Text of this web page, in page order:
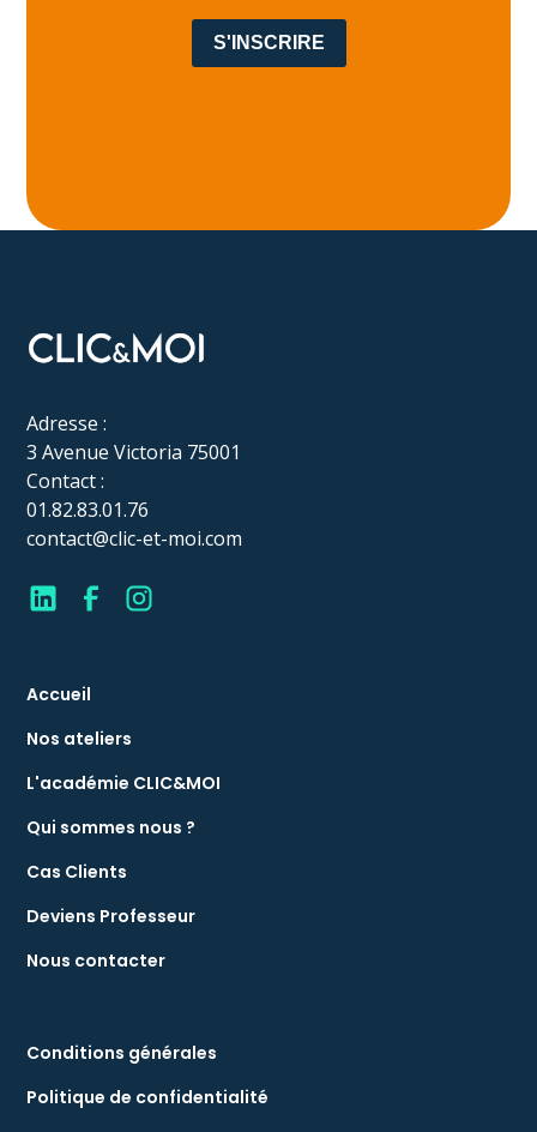
S'INSCRIRE
Adresse :
3 Avenue Victoria 75001
Contact :
01.82.83.01.76
contact@clic-et-moi.com
Accueil
Nos ateliers
L'académie CLIC&MOI
Qui sommes nous ?
Cas Clients
Deviens Professeur
Nous contacter
Conditions générales
Politique de confidentialité